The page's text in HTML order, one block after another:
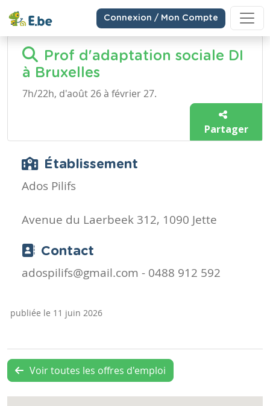
Connexion / Mon Compte
Prof d'adaptation sociale DI
à Bruxelles
7h/22h, d'août 26 à février 27.
Partager
Établissement
Ados Pilifs
Avenue du Laerbeek 312, 1090 Jette
Contact
adospilifs@gmail.com - 0488 912 592
publiée le 11 juin 2026
Voir toutes les offres d'emploi